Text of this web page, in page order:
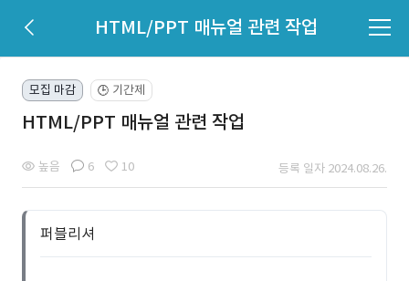
HTML/PPT 매뉴얼 관련 작업
모집 마감 🕒 기간제
HTML/PPT 매뉴얼 관련 작업
높음 6 10 등록 일자 2024.08.26.
퍼블리셔